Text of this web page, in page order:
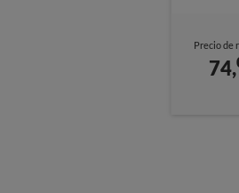
Precio de
74,